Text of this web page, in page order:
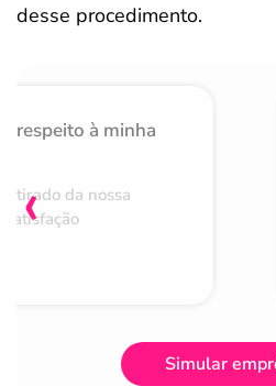
desse procedimento.
respeito à minha
da nossa
‹
Simular